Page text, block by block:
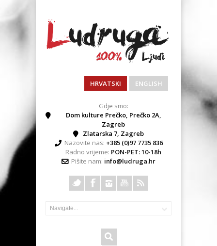
HRVATSKI ENGLISH
Gdje smo:
Dom kulture Prečko, Prečko 2A,
Zagreb
Zlatarska 7, Zagreb
Nazovite nas: +385 (0)97 7735 836
Radno vrijeme: PON-PET: 10-18h
Pišite nam: info@ludruga.hr